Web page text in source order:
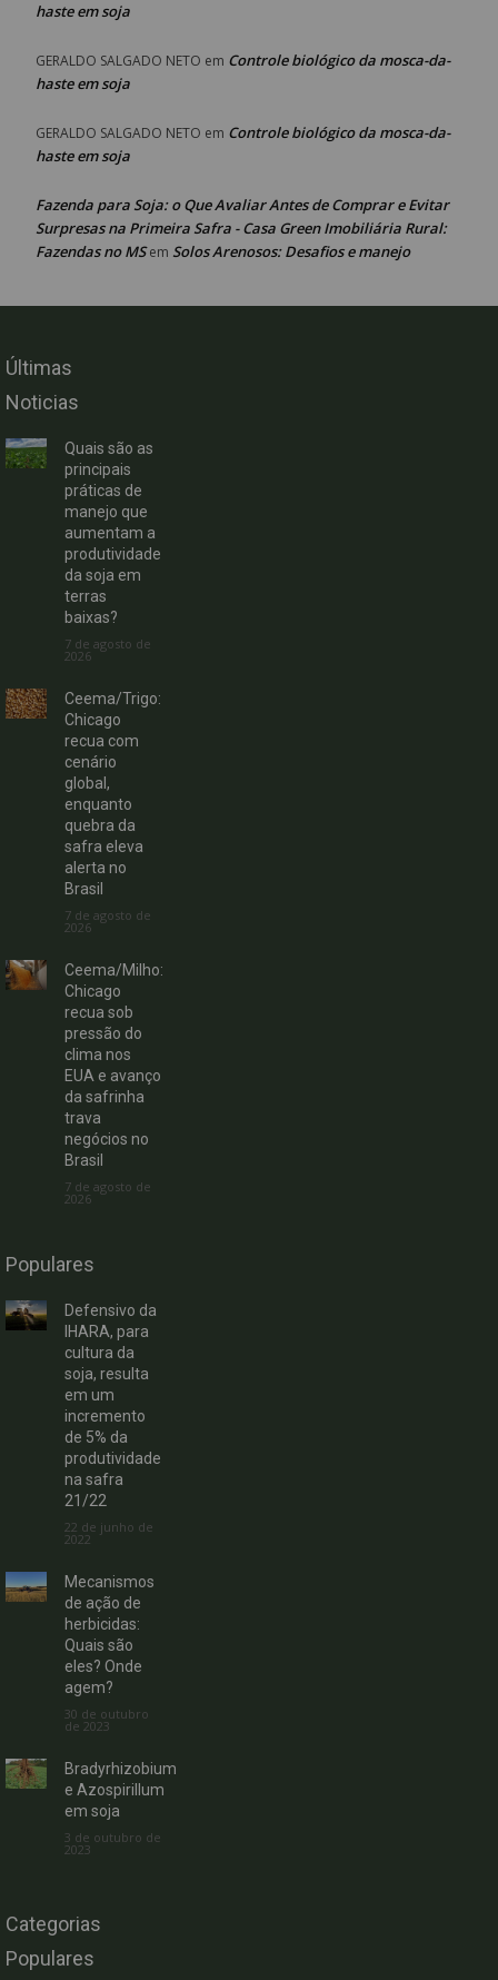
haste em soja
GERALDO SALGADO NETO em Controle biológico da mosca-da-
haste em soja
GERALDO SALGADO NETO em Controle biológico da mosca-da-
haste em soja
Fazenda para Soja: o Que Avaliar Antes de Comprar e Evitar
Surpresas na Primeira Safra - Casa Green Imobiliária Rural:
Fazendas no MSem Solos Arenosos: Desafios e manejo
Últimas
Noticias
Quais são as
principais
práticas de
manejo que
aumentam a
produtividade
da soja em
terras
baixas?
7 de agosto de
2026
Ceema/Trigo:
Chicago
recua com
cenário
global,
enquanto
quebra da
safra eleva
alerta no
Brasil
7 de agosto de
2026
Ceema/Milho:
Chicago
recua sob
pressão do
clima nos
EUA e avanço
da safrinha
trava
negócios no
Brasil
7 de agosto de
2026
Populares
Defensivo da
IHARA, para
cultura da
soja, resulta
em um
incremento
de 5% da
produtividade
na safra
21/22
22 de junho de
2022
Mecanismos
de ação de
herbicidas:
Quais são
eles? Onde
agem?
30 de outubro
de 2023
Bradyrhizobium
e Azospirillum
em soja
3 de outubro de
2023
Categorias
Populares